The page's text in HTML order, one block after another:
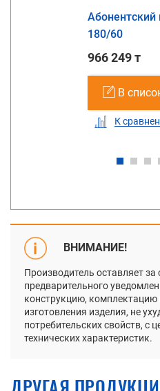
180/60
966 249 т
В
К
ВНИМАНИЕ!
Производитель оставляет за
предварительного
конструкцию, комплектацию
изготовления изделия, не
потребительских свойств, с
технических характеристик.